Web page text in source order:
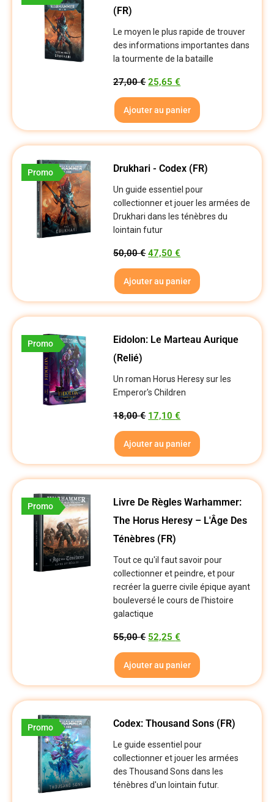
(FR)
Le moyen le plus rapide de trouver
des informations importantes dans
la tourmente de la bataille
27,00€ 25,65€
Ajouter au panier
Promo Drukhari - Codex (FR)
Un guide essentiel pour
collectionner et jouer les armées de
Drukhari dans les ténèbres du
lointain futur
50,00€ 47,50€
Ajouter au panier
Promo
Eidolon: Le Marteau Aurique
(Relié)
Un roman Horus Heresy sur les
Emperor's Children
18,00€ 17,10€
Ajouter au panier
Promo
Livre De Règles Warhammer:
The Horus Heresy – L'Âge Des
Ténèbres (FR)
Tout ce qu'il faut savoir pour
collectionner et peindre, et pour
recréer la guerre civile épique ayant
bouleversé le cours de l'histoire
galactique
55,00€ 52,25€
Ajouter au panier
Promo Codex: Thousand Sons (FR)
Le guide essentiel pour
collectionner et jouer les armées
des Thousand Sons dans les
ténèbres d'un lointain futur.